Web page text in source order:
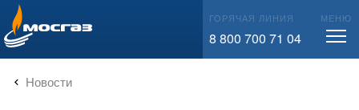
info@mos-gaz.ru ГОРЯЧАЯ ЛИНИЯ
8 800 700 71 04
МЕНЮ
Новости